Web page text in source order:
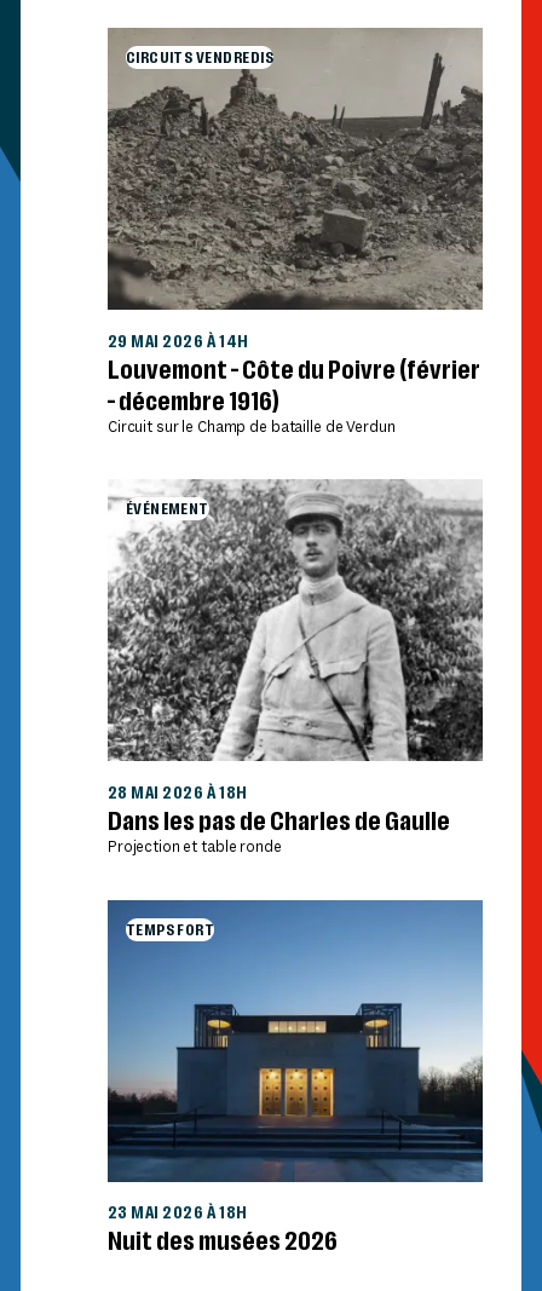
CIRCUITS VENDREDIS
29 MAI 2026 À 14H
Louvemont – Côte du Poivre (février
– décembre 1916)
Circuit sur le Champ de bataille de Verdun
ÉVÉNEMENT
28 MAI 2026 À 18H
Dans les pas de Charles de Gaulle
Projection et table ronde
TEMPS FORT
23 MAI 2026 À 18H
Nuit des musées 2026